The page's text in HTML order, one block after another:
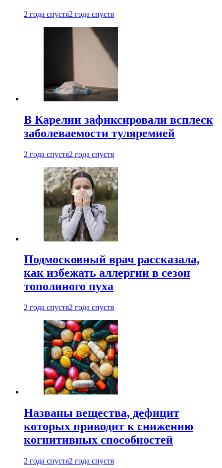
2 года спустя2 года спустя
В Карелии зафиксировали всплеск
заболеваемости туляремией
2 года спустя2 года спустя
Подмосковный врач рассказала,
как избежать аллергии в сезон
тополиного пуха
2 года спустя2 года спустя
Названы вещества, дефицит
которых приводит к снижению
когнитивных способностей
2 года спустя2 года спустя